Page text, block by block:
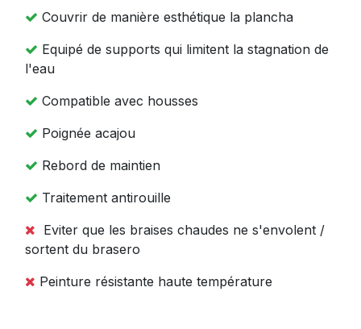
Couvrir de manière esthétique la plancha
Equipé de supports qui limitent la stagnation de
l'eau
Compatible avec housses
Poignée acajou
Rebord de maintien
Traitement antirouille
Eviter que les braises chaudes ne s'envolent /
sortent du brasero
Peinture résistante haute température